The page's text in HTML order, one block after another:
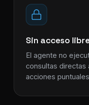
Sin acceso
El agente no
consultas directas
acciones